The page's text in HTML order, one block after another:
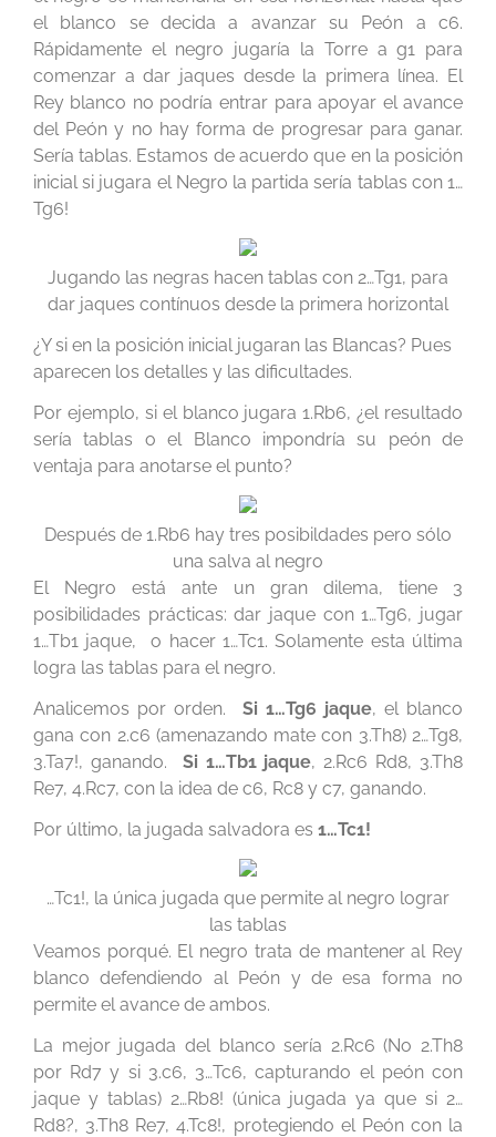
el blanco se decida a avanzar su Peón a c6.
Rápidamente el negro jugaría la Torre a g1 para
comenzar a dar jaques desde la primera línea. El
Rey blanco no podría entrar para apoyar el avance
del Peón y no hay forma de progresar para ganar.
Sería tablas. Estamos de acuerdo que en la posición
inicial si jugara el Negro la partida sería tablas con 1…
Tg6!
Jugando las negras hacen tablas con 2…Tg1, para
dar jaques contínuos desde la primera horizontal
¿Y si en la posición inicial jugaran las Blancas? Pues
aparecen los detalles y las dificultades.
Por ejemplo, si el blanco jugara 1.Rb6, ¿el resultado
sería tablas o el Blanco impondría su peón de
ventaja para anotarse el punto?
Después de 1.Rb6 hay tres posibildades pero sólo
una salva al negro
El Negro está ante un gran dilema, tiene 3
posibilidades prácticas: dar jaque con 1…Tg6, jugar
1…Tb1 jaque, o hacer 1…Tc1. Solamente esta última
logra las tablas para el negro.
Analicemos por orden. Si 1…Tg6 jaque, el blanco
gana con 2.c6 (amenazando mate con 3.Th8) 2…Tg8,
3.Ta7!, ganando. Si 1…Tb1 jaque, 2.Rc6 Rd8, 3.Th8
Re7, 4.Rc7, con la idea de c6, Rc8 y c7, ganando.
Por último, la jugada salvadora es 1…Tc1!
…Tc1!, la única jugada que permite al negro lograr
las tablas
Veamos porqué. El negro trata de mantener al Rey
blanco defendiendo al Peón y de esa forma no
permite el avance de ambos.
La mejor jugada del blanco sería 2.Rc6 (No 2.Th8
por Rd7 y si 3.c6, 3…Tc6, capturando el peón con
jaque y tablas) 2…Rb8! (única jugada ya que si 2…
Rd8?, 3.Th8 Re7, 4.Tc8!, protegiendo el Peón con la